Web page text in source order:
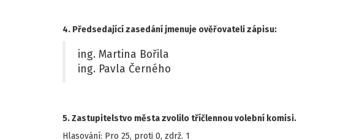
4. Předsedající zasedání jmenuje ověřovateli zápisu:
ing. Martina Bořila
ing. Pavla Černého
5. Zastupitelstvo města zvolilo tříčlennou volební komisi.
Hlasování: Pro 25, proti 0, zdrž. 1